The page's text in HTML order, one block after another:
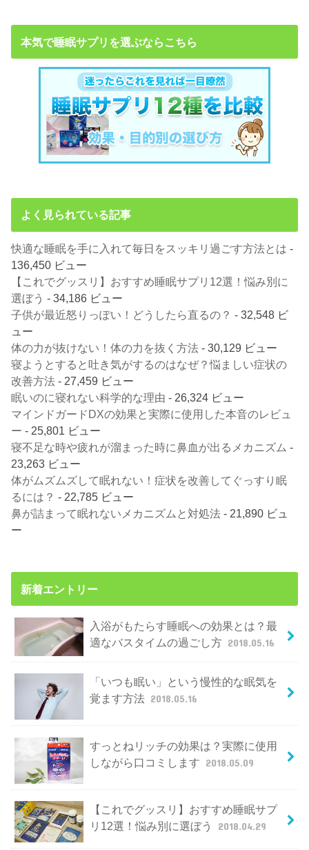
本気で睡眠サプリを選ぶならこちら
よく見られている記事
快適な睡眠を手に入れて毎日をスッキリ過ごす方法とは -
136,450 ビュー
【これでグッスリ】おすすめ睡眠サプリ12選！悩み別に
選ぼう - 34,186 ビュー
子供が最近怒りっぽい！どうしたら直るの？ - 32,548 ビ
ュー
体の力が抜けない！体の力を抜く方法 - 30,129 ビュー
寝ようとすると吐き気がするのはなぜ？悩ましい症状の
改善方法 - 27,459 ビュー
眠いのに寝れない科学的な理由 - 26,324 ビュー
マインドガードDXの効果と実際に使用した本音のレビュ
ー - 25,801 ビュー
寝不足な時や疲れが溜まった時に鼻血が出るメカニズム -
23,263 ビュー
体がムズムズして眠れない！症状を改善してぐっすり眠
るには？ - 22,785 ビュー
鼻が詰まって眠れないメカニズムと対処法 - 21,890 ビュ
ー
新着エントリー
入浴がもたらす睡眠への効果とは？最
適なバスタイムの過ごし方 2018.05.16
「いつも眠い」という慢性的な眠気を
覚ます方法 2018.05.16
すっとねリッチの効果は？実際に使用
しながら口コミします 2018.05.09
【これでグッスリ】おすすめ睡眠サプ
リ12選！悩み別に選ぼう
2018.04.29